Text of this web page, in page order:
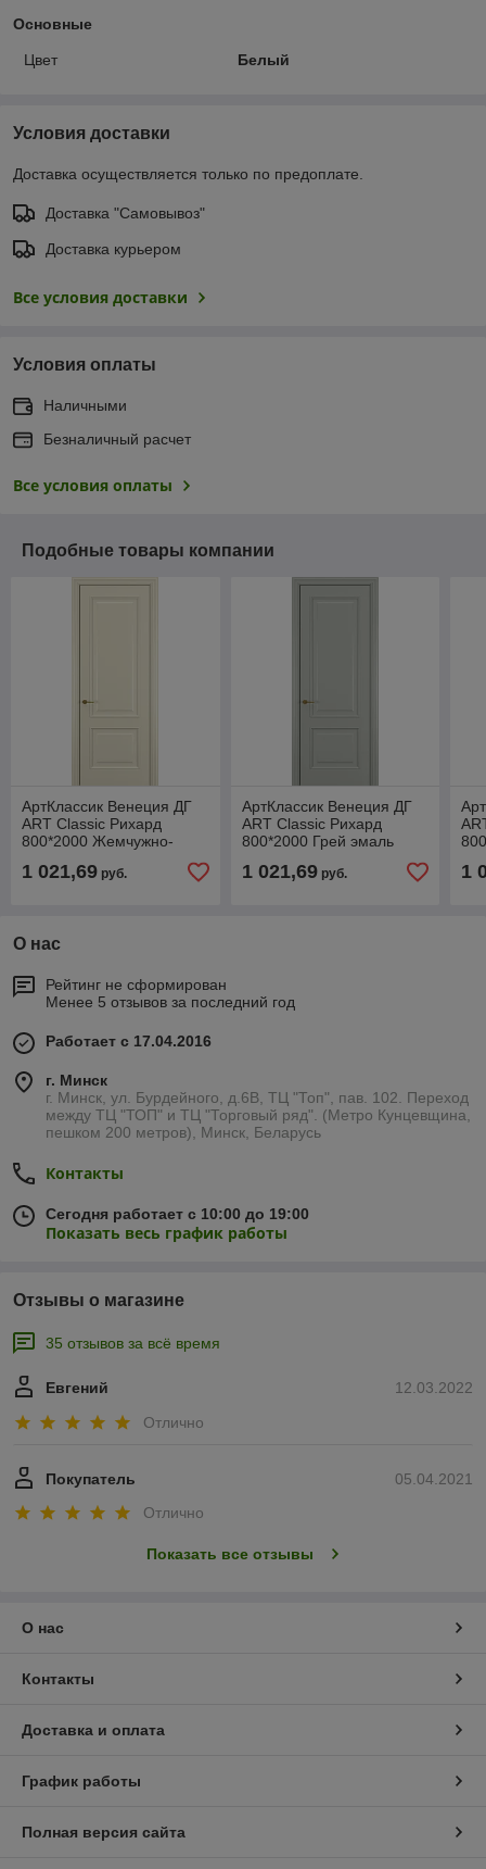
Основные
Цвет Белый
Условия доставки
Доставка осуществляется только по предоплате.
Доставка "Самовывоз"
Доставка курьером
Все условия доставки
Условия оплаты
Наличными
Безналичный расчет
Все условия оплаты
Подобные товары компании
АртКлассик Венеция ДГ
ART Classic Рихард
800*2000 Жемчужно-
1 021,69 руб.
АртКлассик Венеция ДГ
ART Classic Рихард
800*2000 Грей эмаль
1 021,69руб. 1
О нас
Рейтинг не сформирован
Менее 5 отзывов за последний год
Работает с 17.04.2016
г. Минск
г. Минск, ул. Бурдейного, д.6В, ТЦ "Топ", пав. 102. Переход
между ТЦ "ТОП" и ТЦ "Торговый ряд". (Метро Кунцевщина,
пешком 200 метров), Минск, Беларусь
Контакты
Сегодня работает с 10:00 до 19:00
Показать весь график работы
Отзывы о магазине
35 отзывов за всё время
12.03.2022
Евгений
Отлично
05.04.2021
Покупатель
Отлично
Показать все отзывы
О нас
Контакты
Доставка и оплата
График работы
Полная версия сайта